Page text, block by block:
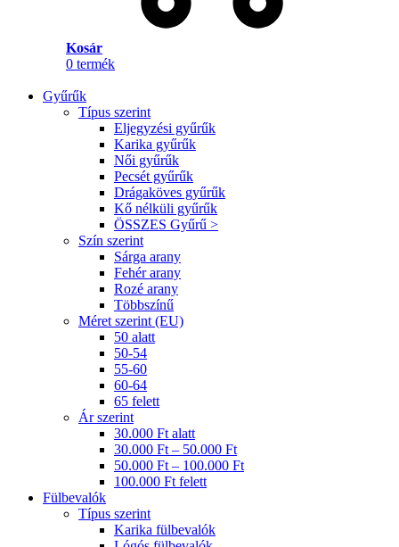
Kosár
0 termék
Gyűrűk
Típus szerint
Eljegyzési gyűrűk
Karika gyűrűk
Női gyűrűk
Pecsét gyűrűk
Drágaköves gyűrűk
Kő nélküli gyűrűk
ÖSSZES Gyűrű >
Szín szerint
Sárga arany
Fehér arany
Rozé arany
Többszínű
Méret szerint (EU)
50 alatt
50-54
55-60
60-64
65 felett
Ár szerint
30.000 Ft alatt
30.000 Ft – 50.000 Ft
50.000 Ft – 100.000 Ft
100.000 Ft felett
Fülbevalók
Típus szerint
Karika fülbevalók